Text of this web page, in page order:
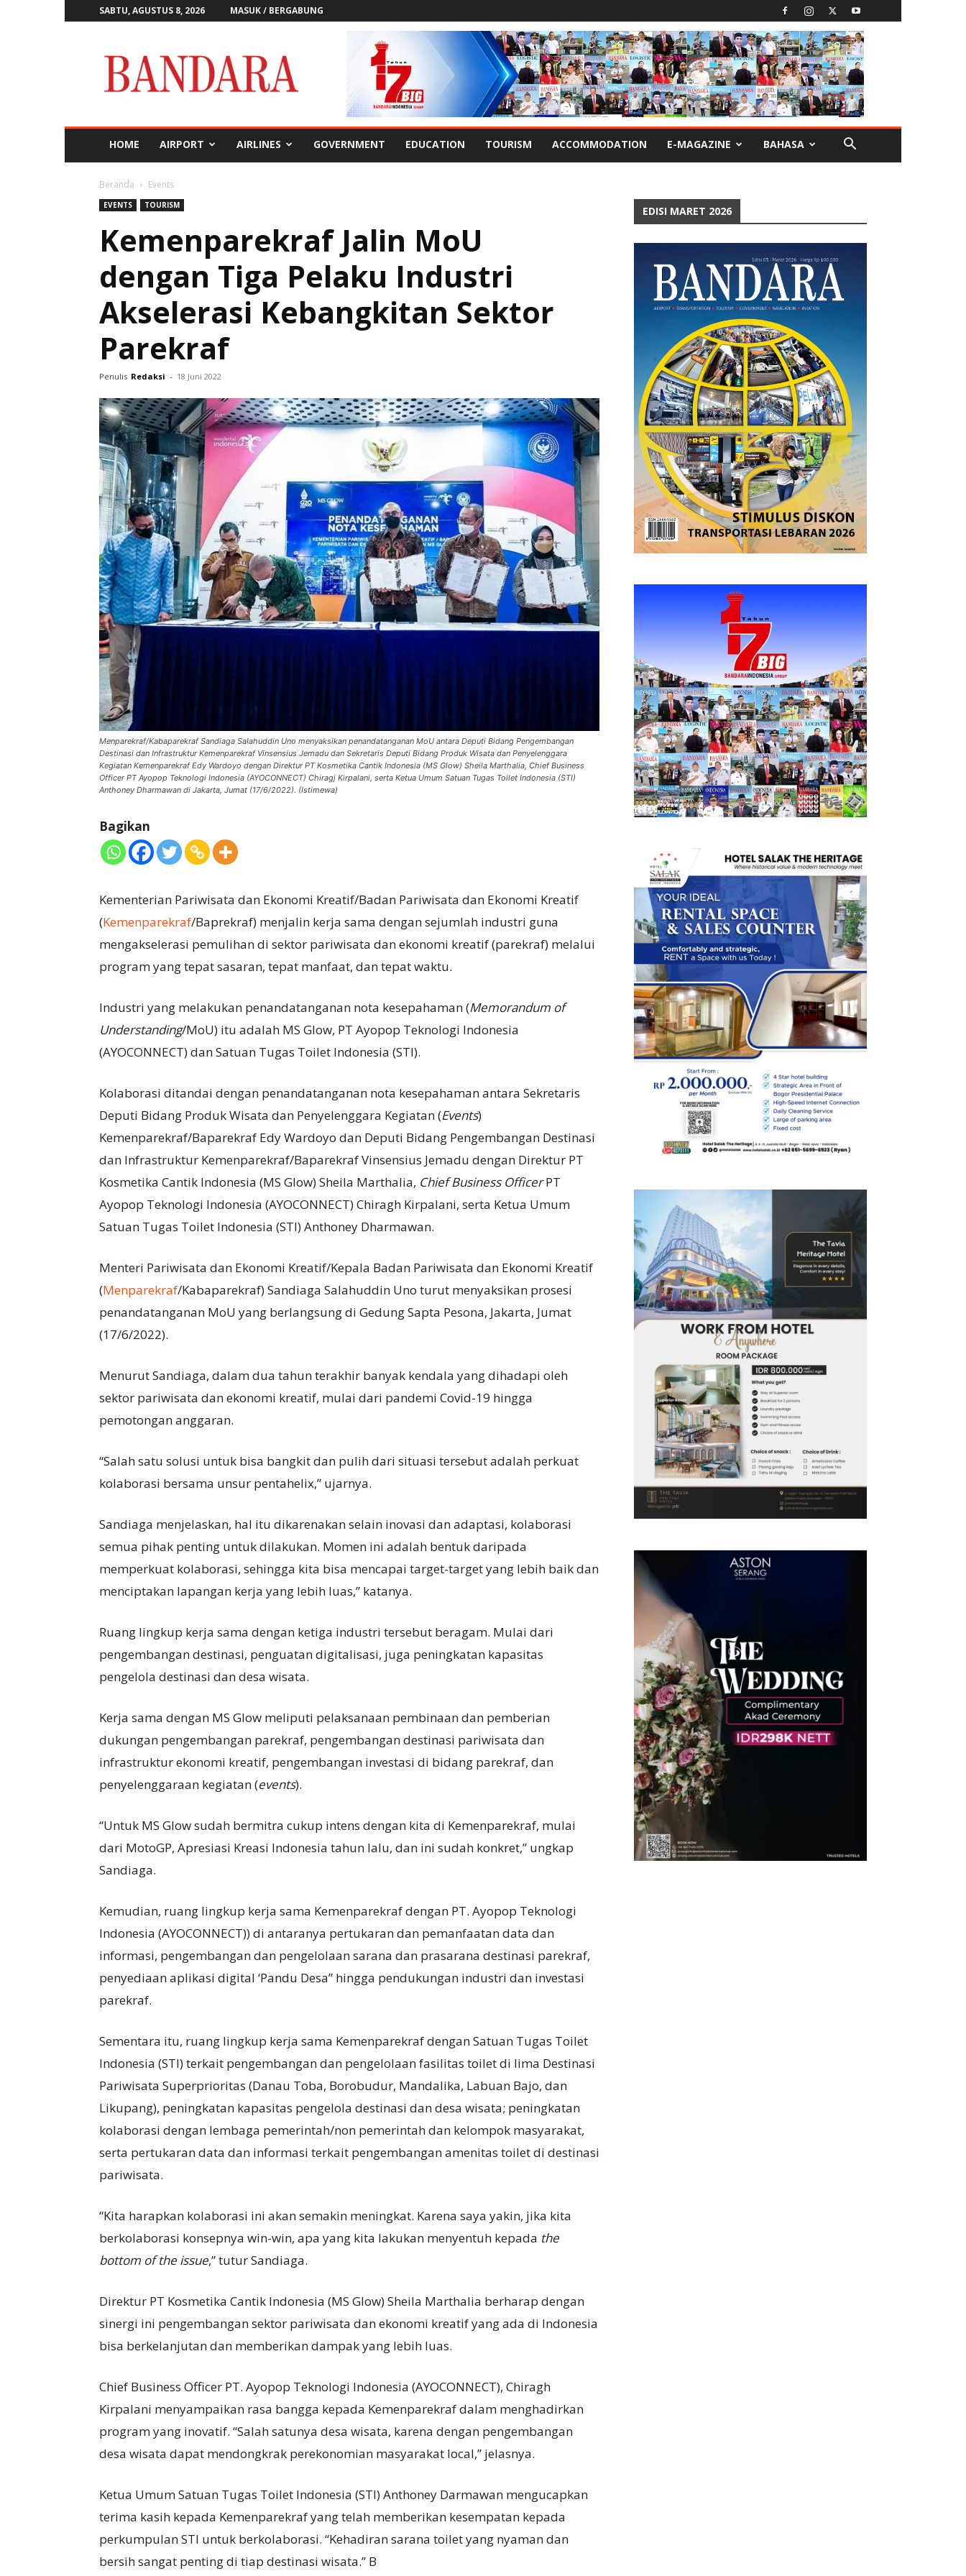
SABTU, AGUSTUS 8, 2026 MASUK / BERGABUNG
Bandara
HOME AIRPORT AIRLINES GOVERNMENT EDUCATION TOURISM ACCOMMODATION E-MAGAZINE BAHASA
Beranda Events
EVENTS TOURISM
Kemenparekraf Jalin MoU
dengan Tiga Pelaku Industri
Akselerasi Kebangkitan Sektor
Parekraf
Penulis Redaksi - 18 Juni 2022
Menparekraf/Kabaparekraf Sandiaga Salahuddin Uno menyaksikan penandatanganan MoU antara Deputi Bidang Pengembangan
Destinasi dan Infrastruktur Kemenparekraf Vinsensius Jemadu dan Sekretaris Deputi Bidang Produk Wisata dan Penyelenggara
Kegiatan Kemenparekraf Edy Wardoyo dengan Direktur PT Kosmetika Cantik Indonesia (MS Glow) Sheila Marthalia, Chief Business
Officer PT Ayopop Teknologi Indonesia (AYOCONNECT) Chiragj Kirpalani, serta Ketua Umum Satuan Tugas Toilet Indonesia (STI)
Anthoney Dharmawan di Jakarta, Jumat (17/6/2022). (Istimewa)
Bagikan
Kementerian Pariwisata dan Ekonomi Kreatif/Badan Pariwisata dan Ekonomi Kreatif
(Kemenparekraf/Baprekraf) menjalin kerja sama dengan sejumlah industri guna
mengakselerasi pemulihan di sektor pariwisata dan ekonomi kreatif (parekraf) melalui
program yang tepat sasaran, tepat manfaat, dan tepat waktu.
Industri yang melakukan penandatanganan nota kesepahaman (Memorandum of
Understanding/MoU) itu adalah MS Glow, PT Ayopop Teknologi Indonesia
(AYOCONNECT) dan Satuan Tugas Toilet Indonesia (STI).
Kolaborasi ditandai dengan penandatanganan nota kesepahaman antara Sekretaris
Deputi Bidang Produk Wisata dan Penyelenggara Kegiatan (Events)
Kemenparekraf/Baparekraf Edy Wardoyo dan Deputi Bidang Pengembangan Destinasi
dan Infrastruktur Kemenparekraf/Baparekraf Vinsensius Jemadu dengan Direktur PT
Kosmetika Cantik Indonesia (MS Glow) Sheila Marthalia, Chief Business OfficerPT
Ayopop Teknologi Indonesia (AYOCONNECT) Chiragh Kirpalani, serta Ketua Umum
Satuan Tugas Toilet Indonesia (STI) Anthoney Dharmawan.
Menteri Pariwisata dan Ekonomi Kreatif/Kepala Badan Pariwisata dan Ekonomi Kreatif
(Menparekraf/Kabaparekraf) Sandiaga Salahuddin Uno turut menyaksikan prosesi
penandatanganan MoU yang berlangsung di Gedung Sapta Pesona, Jakarta, Jumat
(17/6/2022).
Menurut Sandiaga, dalam dua tahun terakhir banyak kendala yang dihadapi oleh
sektor pariwisata dan ekonomi kreatif, mulai dari pandemi Covid-19 hingga
pemotongan anggaran.
“Salah satu solusi untuk bisa bangkit dan pulih dari situasi tersebut adalah perkuat
kolaborasi bersama unsur pentahelix,” ujarnya.
Sandiaga menjelaskan, hal itu dikarenakan selain inovasi dan adaptasi, kolaborasi
semua pihak penting untuk dilakukan. Momen ini adalah bentuk daripada
memperkuat kolaborasi, sehingga kita bisa mencapai target-target yang lebih baik dan
menciptakan lapangan kerja yang lebih luas,” katanya.
Ruang lingkup kerja sama dengan ketiga industri tersebut beragam. Mulai dari
pengembangan destinasi, penguatan digitalisasi, juga peningkatan kapasitas
pengelola destinasi dan desa wisata.
Kerja sama dengan MS Glow meliputi pelaksanaan pembinaan dan pemberian
dukungan pengembangan parekraf, pengembangan destinasi pariwisata dan
infrastruktur ekonomi kreatif, pengembangan investasi di bidang parekraf, dan
penyelenggaraan kegiatan (events).
“Untuk MS Glow sudah bermitra cukup intens dengan kita di Kemenparekraf, mulai
dari MotoGP, Apresiasi Kreasi Indonesia tahun lalu, dan ini sudah konkret,” ungkap
Sandiaga.
Kemudian, ruang lingkup kerja sama Kemenparekraf dengan PT. Ayopop Teknologi
Indonesia (AYOCONNECT)) di antaranya pertukaran dan pemanfaatan data dan
informasi, pengembangan dan pengelolaan sarana dan prasarana destinasi parekraf,
penyediaan aplikasi digital ‘Pandu Desa” hingga pendukungan industri dan investasi
parekraf.
Sementara itu, ruang lingkup kerja sama Kemenparekraf dengan Satuan Tugas Toilet
Indonesia (STI) terkait pengembangan dan pengelolaan fasilitas toilet di lima Destinasi
Pariwisata Superprioritas (Danau Toba, Borobudur, Mandalika, Labuan Bajo, dan
Likupang), peningkatan kapasitas pengelola destinasi dan desa wisata; peningkatan
kolaborasi dengan lembaga pemerintah/non pemerintah dan kelompok masyarakat,
serta pertukaran data dan informasi terkait pengembangan amenitas toilet di destinasi
pariwisata.
“Kita harapkan kolaborasi ini akan semakin meningkat. Karena saya yakin, jika kita
berkolaborasi konsepnya win-win, apa yang kita lakukan menyentuh kepada the
bottom of the issue,” tutur Sandiaga.
Direktur PT Kosmetika Cantik Indonesia (MS Glow) Sheila Marthalia berharap dengan
sinergi ini pengembangan sektor pariwisata dan ekonomi kreatif yang ada di Indonesia
bisa berkelanjutan dan memberikan dampak yang lebih luas.
Chief Business Officer PT. Ayopop Teknologi Indonesia (AYOCONNECT), Chiragh
Kirpalani menyampaikan rasa bangga kepada Kemenparekraf dalam menghadirkan
program yang inovatif. “Salah satunya desa wisata, karena dengan pengembangan
desa wisata dapat mendongkrak perekonomian masyarakat local,” jelasnya.
Ketua Umum Satuan Tugas Toilet Indonesia (STI) Anthoney Darmawan mengucapkan
terima kasih kepada Kemenparekraf yang telah memberikan kesempatan kepada
perkumpulan STI untuk berkolaborasi. “Kehadiran sarana toilet yang nyaman dan
bersih sangat penting di tiap destinasi wisata.” B
EDISI MARET 2026